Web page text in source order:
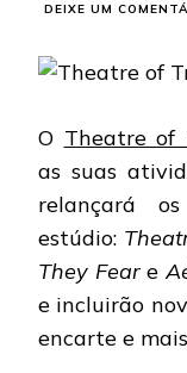
DEIXE UM
O Theatre of
as suas
relançará
estúdio:
They Feare
e incluirão
encarte e